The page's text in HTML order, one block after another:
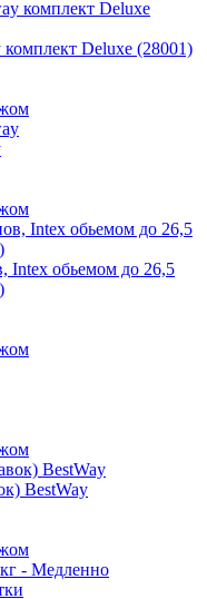
Deluxe (28001)
Intex обьемом до 26,5
BestWay